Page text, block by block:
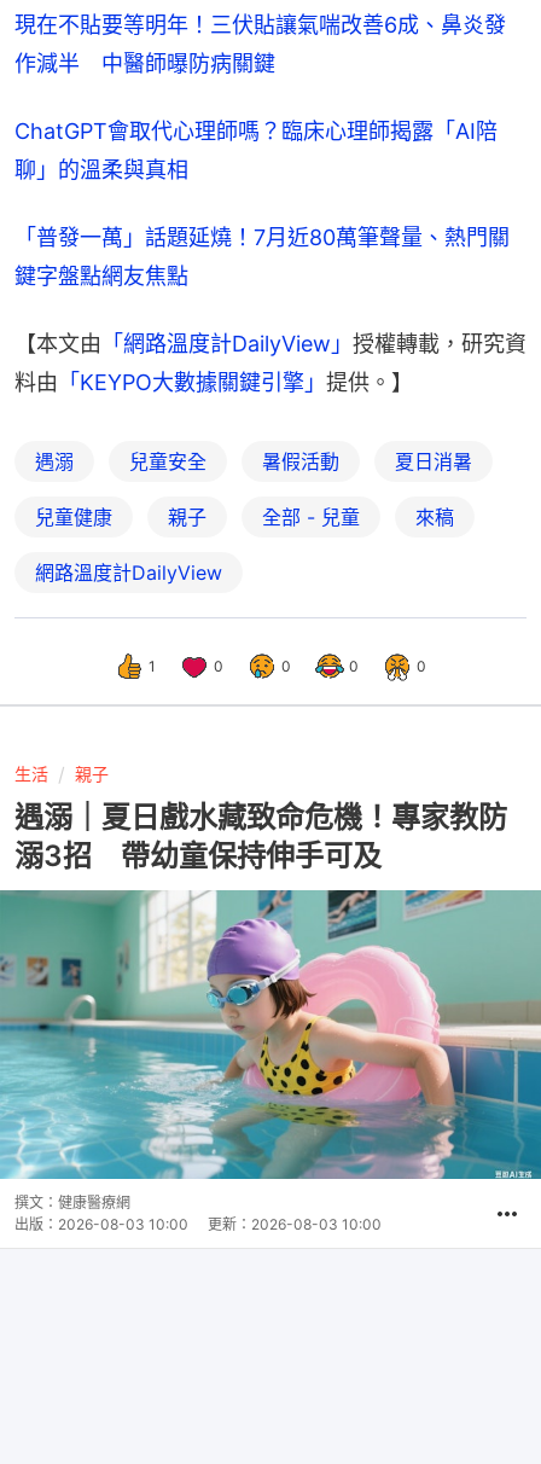
現在不貼要等明年！三伏貼讓氣喘改善6成、鼻炎發
作減半　中醫師曝防病關鍵
ChatGPT會取代心理師嗎？臨床心理師揭露「AI陪
聊」的溫柔與真相
「普發一萬」話題延燒！7月近80萬筆聲量、熱門關
鍵字盤點網友焦點
【本文由 「網路溫度計DailyView」 授權轉載，研究資
料由 「KEYPO大數據關鍵引擎」 提供。】
遇溺 兒童安全 暑假活動 夏日消暑
兒童健康 親子 全部 - 兒童 來稿
網路溫度計DailyView
1 0 0 0 0
生活 親子
遇溺｜夏日戲水藏致命危機！專家教防
溺3招 帶幼童保持伸手可及
撰文： 健康醫療網
出版： 2026-08-03 10:00 更新： 2026-08-03 10:00